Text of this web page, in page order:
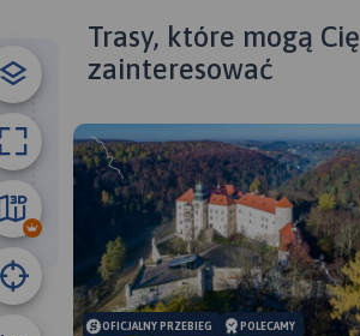
km
Trasy, które mogą Cię
zainteresować
OFICJALNY PRZEBIEG POLECAMY